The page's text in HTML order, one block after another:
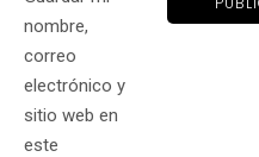
nombre,
correo
electrónico y
sitio web en
este